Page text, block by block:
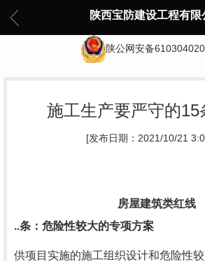
陕西宝防建设工程有限
陕公网安备
施工生产要严守的15
[发布日期：2021/10/21
房屋建筑类红线
..条：危险性较大的专项方案
供项目实施的施工组织设计和危险性